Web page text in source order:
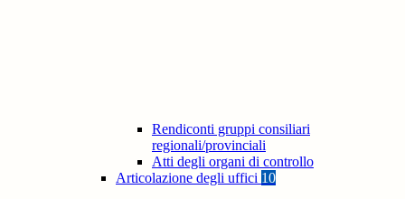
Rendiconti gruppi consiliari
regionali/provinciali
Atti degli organi di controllo
Articolazione degli uffici 10